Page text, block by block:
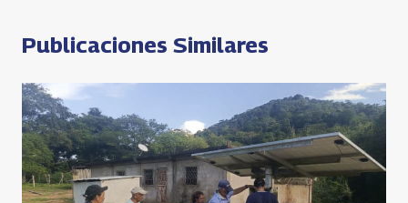
Publicaciones Similares